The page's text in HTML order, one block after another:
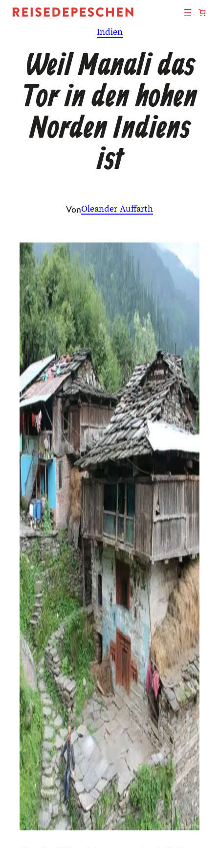
Zum
Indien
Weil Manali das
Tor in den hohen
Norden Indiens
ist
VonOleander Auffarth